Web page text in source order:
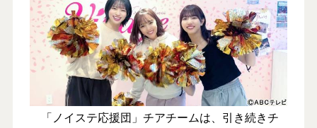
「ノイステ応援団」チアチームは、引き続きチ